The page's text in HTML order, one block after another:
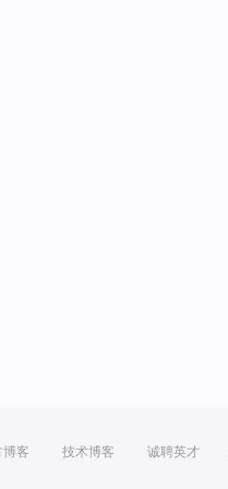
博客 技术博客 诚聘英才